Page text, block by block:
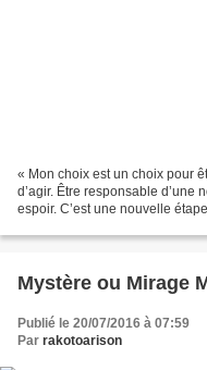
« Mon choix est un choix pour
d’agir. Être responsable d’une
espoir. C’est une nouvelle
Mystère ou Mirage
Publié le 20/07/2016 à 07:59
Par rakotoarison